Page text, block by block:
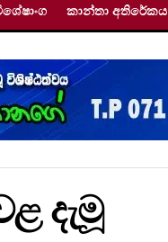
කාන්තා අතිරේකය
දැමූ